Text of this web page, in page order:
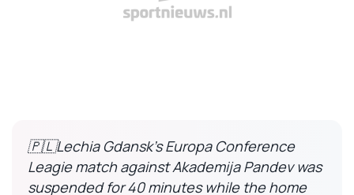
🇵🇱Lechia Gdansk's Europa Conference
Leagie match against Akademija Pandev was
suspended for 40 minutes while the home